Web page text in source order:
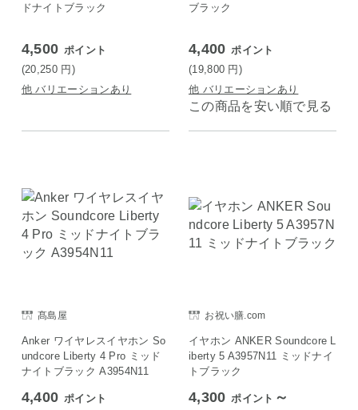
ドナイトブラック
4,500 ポイント
(20,250 円)
他 バリエーションあり
ブラック
4,400 ポイント
(19,800 円)
他 バリエーションあり
この商品を安い順で見る
髙島屋
Anker ワイヤレスイヤホン So
undcore Liberty 4 Pro ミッド
ナイトブラック A3954N11
4,400 ポイント
お祝い膳.com
イヤホン ANKER Soundcore L
iberty 5 A3957N11 ミッドナイ
トブラック
4,300 ポイント ～